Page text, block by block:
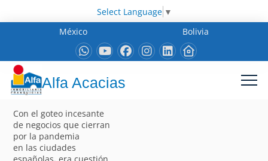
Select Language ▼
México
Bolivia
Alfa Acacias
Con el goteo incesante
de negocios que cierran
por la pandemia
en las ciudades